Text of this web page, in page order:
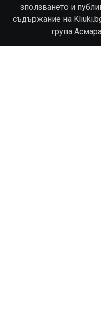
зползването и
съдържание на
група